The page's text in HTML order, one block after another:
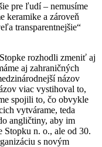
pre ľudí – nemusíme
keramike a zároveň
transparentnejšie“
rozhodli zmeniť aj
aj zahraničných
názov
viac vystihoval to,
spojili to, čo obvykle
vytvárame, teda
angličtiny, aby im
Stopku n. o., ale od 30.
s novým